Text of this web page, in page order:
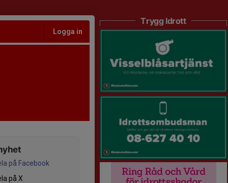
Logga in
på Facebook
på X
Trygg Idrott